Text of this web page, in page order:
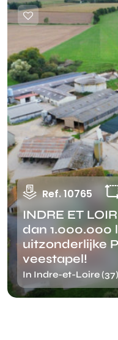
Ref. 10765
INDRE ET
dan 1.000.000
uitzonderlijke
veestapel!
In Indre-et-Loire (37)